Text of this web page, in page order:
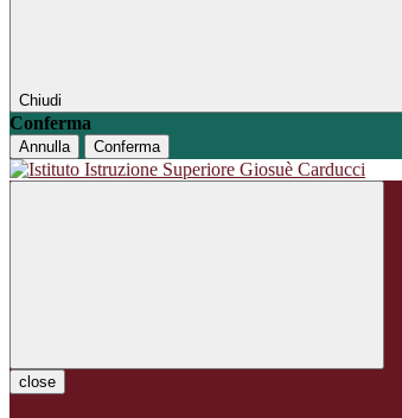
Chiudi
Conferma
Annulla Conferma
close